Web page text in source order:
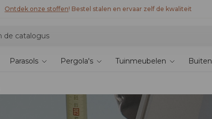
Ontdek onze stoffen! Bestel stalen en ervaar zelf de kwaliteit
Parasols Pergola's Tuinmeubelen